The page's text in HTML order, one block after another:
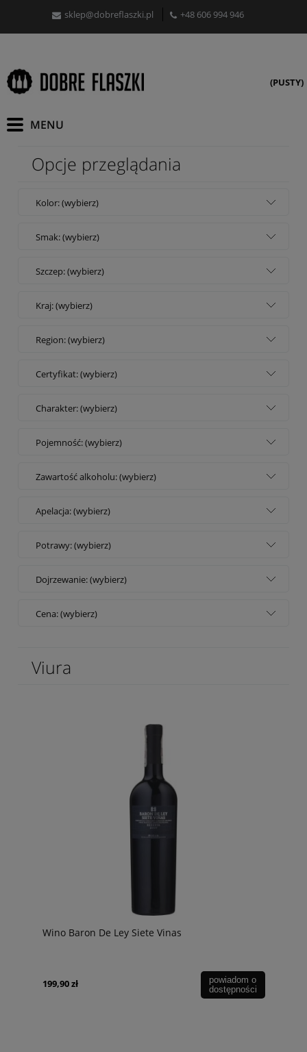
sklep@dobreflaszki.pl +48 606 994 946
(PUSTY)
Opcje przeglądania
Kolor: (wybierz)
Smak: (wybierz)
Szczep: (wybierz)
Kraj: (wybierz)
Region: (wybierz)
Certyfikat: (wybierz)
Charakter: (wybierz)
Pojemność: (wybierz)
Zawartość alkoholu: (wybierz)
Apelacja: (wybierz)
Potrawy: (wybierz)
Dojrzewanie: (wybierz)
Cena: (wybierz)
Viura
Wino Baron De Ley Siete Vinas
199,90 zł
powiadom o
dostępności